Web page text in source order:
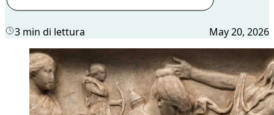
3 min di lettura May 20, 2026